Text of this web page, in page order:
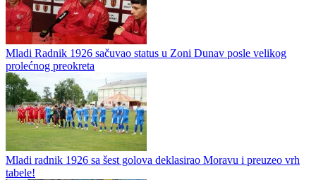
Mladi Radnik 1926 sačuvao status u Zoni Dunav posle velikog
prolećnog preokreta
Mladi radnik 1926 sa šest golova deklasirao Moravu i preuzeo vrh
tabele!